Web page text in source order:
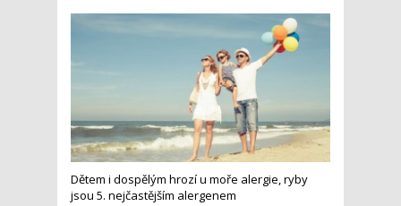
Dětem i dospělým hrozí u moře alergie, ryby
jsou 5. nejčastějším alergenem